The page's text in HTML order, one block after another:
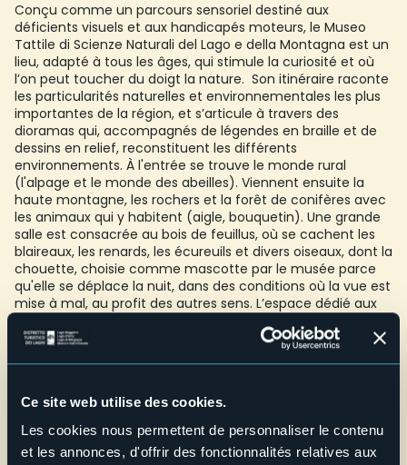
Ce site web utilise des cookies.
Les cookies nous permettent de personnaliser le contenu
et les annonces, d'offrir des fonctionnalités relatives aux
Conçu comme un parcours sensoriel destiné aux
déficients visuels et aux handicapés moteurs, le Museo
Tattile di Scienze Naturali del Lago e della Montagna est un
lieu, adapté à tous les âges, qui stimule la curiosité et où
l’on peut toucher du doigt la nature. Son itinéraire raconte
les particularités naturelles et environnementales les plus
importantes de la région, et s’articule à travers des
dioramas qui, accompagnés de légendes en braille et de
dessins en relief, reconstituent les différents
environnements. À l'entrée se trouve le monde rural
(l'alpage et le monde des abeilles). Viennent ensuite la
haute montagne, les rochers et la forêt de conifères avec
les animaux qui y habitent (aigle, bouquetin). Une grande
salle est consacrée au bois de feuillus, où se cachent les
blaireaux, les renards, les écureuils et divers oiseaux, dont la
chouette, choisie comme mascotte par le musée parce
qu'elle se déplace la nuit, dans des conditions où la vue est
mise à mal, au profit des autres sens. L’espace dédié aux
Entrée libre
Accessibilité : également pour les personnes ayant un
Écoles : sur demande pour groupes/groupes scolaires et
la route vers Trarego Viggiona est accessible aux bus de 30
places maximum)